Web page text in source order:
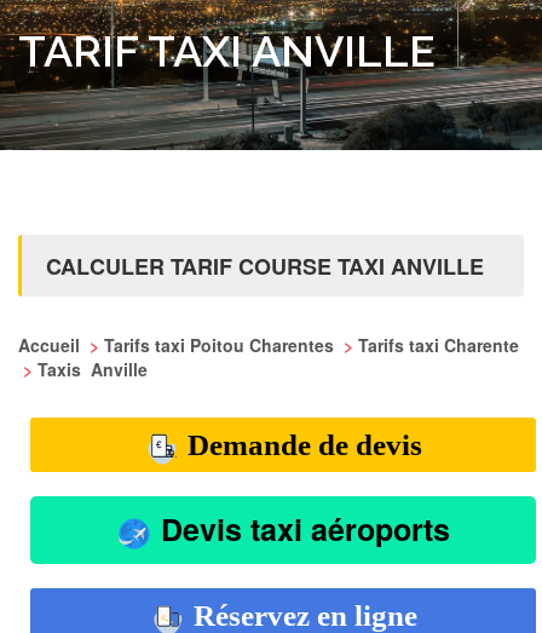
TARIF TAXI ANVILLE
CALCULER TARIF COURSE TAXI ANVILLE
Accueil > Tarifs taxi Poitou Charentes > Tarifs taxi Charente
> Taxis Anville
Demande de devis
Devis taxi aéroports
Réservez en ligne